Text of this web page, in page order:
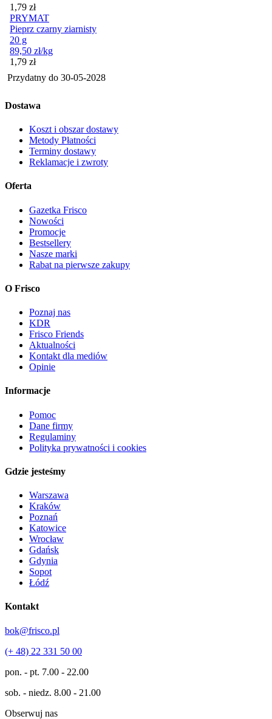
Cena
1,79 zł
PRYMAT
Pieprz czarny ziarnisty
20 g
89,50 zł/kg
Cena
1,79 zł
Przydatny do 30-05-2028
Dostawa
Koszt i obszar dostawy
Metody Płatności
Terminy dostawy
Reklamacje i zwroty
Oferta
Gazetka Frisco
Nowości
Promocje
Bestsellery
Nasze marki
Rabat na pierwsze zakupy
O Frisco
Poznaj nas
KDR
Frisco Friends
Aktualności
Kontakt dla mediów
Opinie
Informacje
Pomoc
Dane firmy
Regulaminy
Polityka prywatności i cookies
Gdzie jesteśmy
Warszawa
Kraków
Poznań
Katowice
Wrocław
Gdańsk
Gdynia
Sopot
Łódź
Kontakt
bok@frisco.pl
(+ 48) 22 331 50 00
pon. - pt. 7.00 - 22.00
sob. - niedz. 8.00 - 21.00
Obserwuj nas